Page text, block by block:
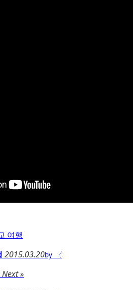
여행
2015.03.20by
〈
Next »